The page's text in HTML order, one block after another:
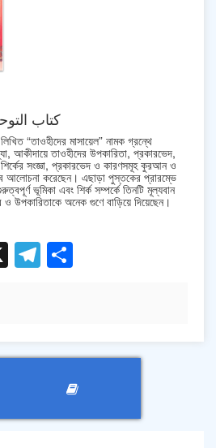
– كتاب
“তাওহীদের মাসায়েল” নামক গ্রন্থে
আকীদায়ে তাওহীদের উপকারিতা, প্রকারভেদ,
সংজ্ঞা, প্রকারভেদ ও কারণসমূহ কুরআন ও
আলোচনা করেছেন। এছাড়া পুস্তকের প্রারম্ভে
ভূমিকা এবং শির্ক সম্পর্কে তিনটি মূল্যবান
উপকারিতাকে অনেক গুণে বাড়িয়ে দিয়েছেন।
X Telegram